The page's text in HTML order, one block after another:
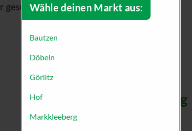
sondern auch super lecker!
Zubereitung
Wähle deinen Markt aus:
Bautzen
Döbeln
Görlitz
Hof
Markkleeberg